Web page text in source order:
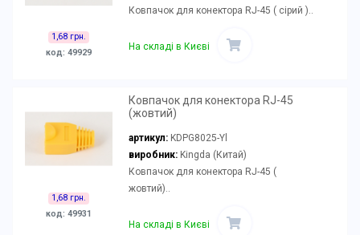
1,68 грн.
код: 49929
Ковпачок для конектора RJ-45 ( сірий )..
На складі в Києві
1,68 грн.
код: 49931
Ковпачок для конектора RJ-45
(жовтий)
артикул: KDPG8025-Yl
виробник:Kingda (Китай)
Ковпачок для конектора RJ-45 (
жовтий)..
На складі в Києві